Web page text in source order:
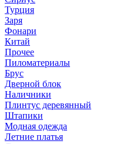
Турция
Заря
Фонари
Китай
Прочее
Пиломатериалы
Брус
Дверной блок
Наличники
Плинтус деревянный
Штапики
Модная одежда
Летние платья